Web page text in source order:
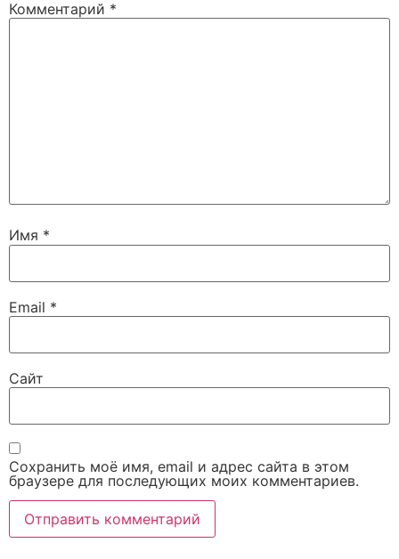
Комментарий *
Имя *
Email *
Сайт
Сохранить моё имя, email и адрес сайта в этом
браузере для последующих моих комментариев.